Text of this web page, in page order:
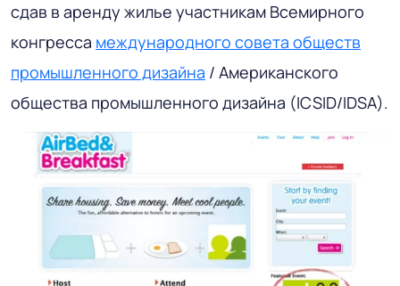
сдав в аренду жилье участникам Всемирного
конгресса международного совета обществ
промышленного дизайна / Американского
общества промышленного дизайна (ICSID/IDSA).